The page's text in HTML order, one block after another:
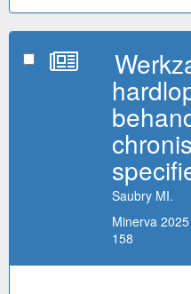
Saubry MI.
Minerva
158